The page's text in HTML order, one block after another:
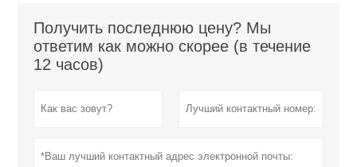
Получить последнюю цену? Мы
ответим как можно скорее (в течение
12 часов)